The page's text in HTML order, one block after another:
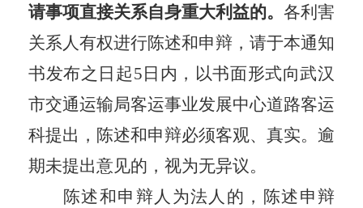
请事项直接关系自身重大利益的。 各利害
关系人有权进行陈述和申辩 ， 请于本通知
书发布之日起5日内，以书面形式向武汉
市交通运输局客运事业发展中心道路客运
科提出，陈述和申辩必须客观、真实。逾
期未提出意见的，视为无异议。
陈述和申辩人为法人的，陈述申辩